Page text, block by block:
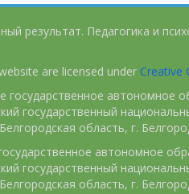
результат. Педагогика и
are licensed under Creative
государственное автономное
государственный
область, г.
автономное
государственный
область, г.